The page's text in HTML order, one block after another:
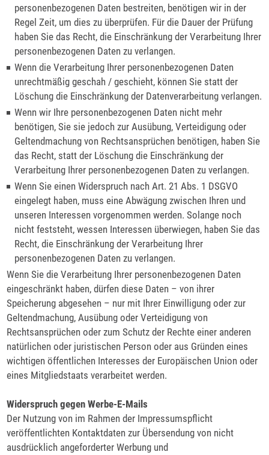
personenbezogenen Daten bestreiten, benötigen wir in der
Regel Zeit, um dies zu überprüfen. Für die Dauer der Prüfung
haben Sie das Recht, die Einschränkung der Verarbeitung Ihrer
personenbezogenen Daten zu verlangen.
Wenn die Verarbeitung Ihrer personenbezogenen Daten
unrechtmäßig geschah / geschieht, können Sie statt der
Löschung die Einschränkung der Datenverarbeitung verlangen.
Wenn wir Ihre personenbezogenen Daten nicht mehr
benötigen, Sie sie jedoch zur Ausübung, Verteidigung oder
Geltendmachung von Rechtsansprüchen benötigen, haben Sie
das Recht, statt der Löschung die Einschränkung der
Verarbeitung Ihrer personenbezogenen Daten zu verlangen.
Wenn Sie einen Widerspruch nach Art. 21 Abs. 1 DSGVO
eingelegt haben, muss eine Abwägung zwischen Ihren und
unseren Interessen vorgenommen werden. Solange noch
nicht feststeht, wessen Interessen überwiegen, haben Sie das
Recht, die Einschränkung der Verarbeitung Ihrer
personenbezogenen Daten zu verlangen.
Wenn Sie die Verarbeitung Ihrer personenbezogenen Daten
eingeschränkt haben, dürfen diese Daten – von ihrer
Speicherung abgesehen – nur mit Ihrer Einwilligung oder zur
Geltendmachung, Ausübung oder Verteidigung von
Rechtsansprüchen oder zum Schutz der Rechte einer anderen
natürlichen oder juristischen Person oder aus Gründen eines
wichtigen öffentlichen Interesses der Europäischen Union oder
eines Mitgliedstaats verarbeitet werden.
Widerspruch gegen Werbe-E-Mails
Der Nutzung von im Rahmen der Impressumspflicht
veröffentlichten Kontaktdaten zur Übersendung von nicht
ausdrücklich angeforderter Werbung und